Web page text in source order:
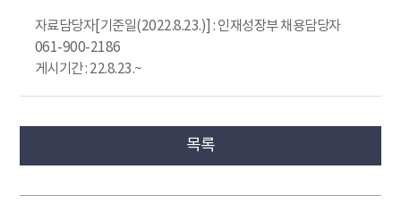
자료담당자[기준일(2022.8.23.)] : 인재성장부 채용담당자
061-900-2186
게시기간 : 22.8.23.~
목록